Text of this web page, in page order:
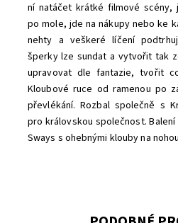
ní natáčet krátké filmové scény,
po mole, jde na nákupy nebo ke
nehty a veškeré líčení
šperky lze sundat a vytvořit tak
upravovat dle fantazie, tvořit
Kloubové ruce od ramenou po
převlékání. Rozbal společně s
pro královskou společnost. Balení
Sways s ohebnými klouby na